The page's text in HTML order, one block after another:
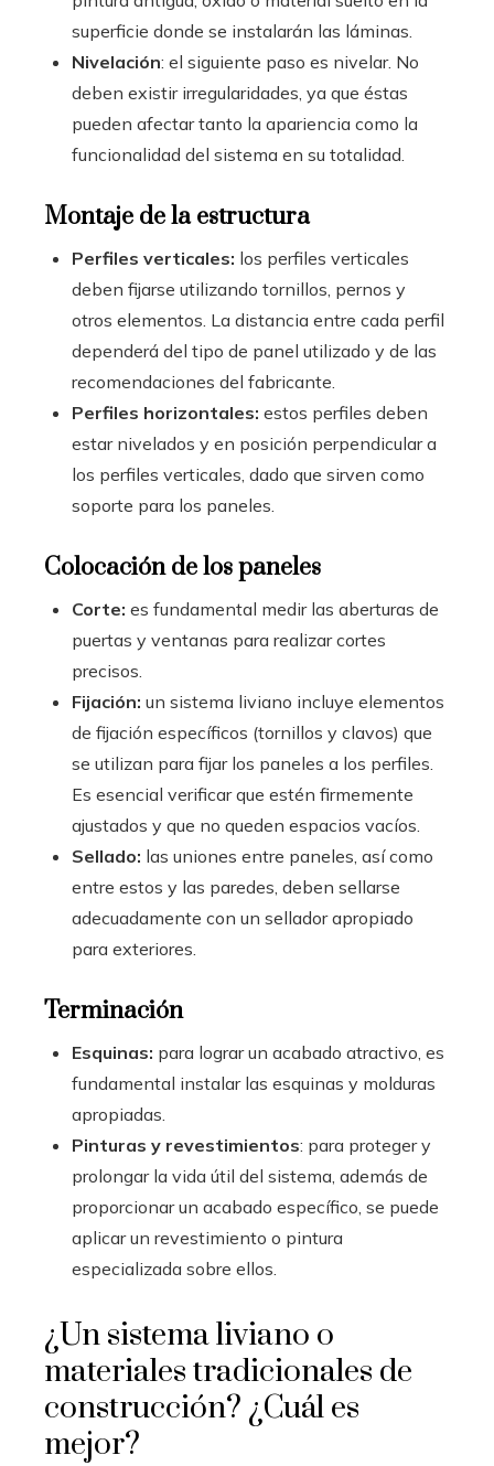
superficie donde se instalarán las láminas.
Nivelación: el siguiente paso es nivelar. No
deben existir irregularidades, ya que éstas
pueden afectar tanto la apariencia como la
funcionalidad del sistema en su totalidad.
Montaje de la estructura
Perfiles verticales: los perfiles verticales
deben fijarse utilizando tornillos, pernos y
otros elementos. La distancia entre cada perfil
dependerá del tipo de panel utilizado y de las
recomendaciones del fabricante.
Perfiles horizontales: estos perfiles deben
estar nivelados y en posición perpendicular a
los perfiles verticales, dado que sirven como
soporte para los paneles.
Colocación de los paneles
Corte: es fundamental medir las aberturas de
puertas y ventanas para realizar cortes
precisos.
Fijación: un sistema liviano incluye elementos
de fijación específicos (tornillos y clavos) que
se utilizan para fijar los paneles a los perfiles.
Es esencial verificar que estén firmemente
ajustados y que no queden espacios vacíos.
Sellado: las uniones entre paneles, así como
entre estos y las paredes, deben sellarse
adecuadamente con un sellador apropiado
para exteriores.
Terminación
Esquinas: para lograr un acabado atractivo, es
fundamental instalar las esquinas y molduras
apropiadas.
Pinturas y revestimientos: para proteger y
prolongar la vida útil del sistema, además de
proporcionar un acabado específico, se puede
aplicar un revestimiento o pintura
especializada sobre ellos.
¿Un sistema liviano o
materiales tradicionales de
construcción? ¿Cuál es
mejor?